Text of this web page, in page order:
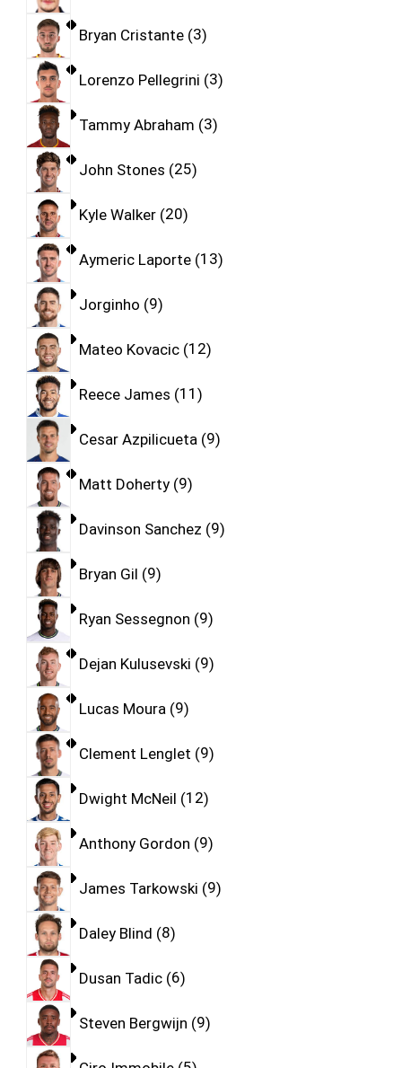
Bryan Cristante 3
Lorenzo Pellegrini 3
Tammy Abraham 3
John Stones 25
Kyle Walker 20
Aymeric Laporte 13
Jorginho 9
Mateo Kovacic 12
Reece James 11
Cesar Azpilicueta 9
Matt Doherty 9
Davinson Sanchez 9
Bryan Gil 9
Ryan Sessegnon 9
Dejan Kulusevski 9
Lucas Moura 9
Clement Lenglet 9
Dwight McNeil 12
Anthony Gordon 9
James Tarkowski 9
Daley Blind 8
Dusan Tadic 6
Steven Bergwijn 9